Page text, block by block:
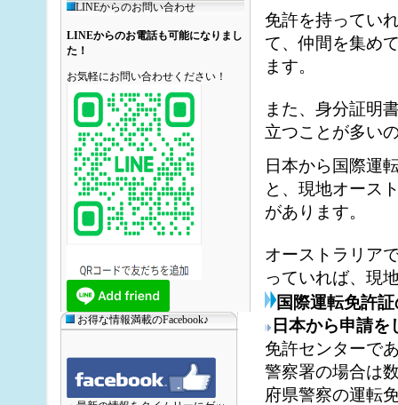
LINEからのお問い合わせ
LINEからのお電話も可能になりまし
た！
お気軽にお問い合わせください！
お得な情報満載のFacebook♪
免許を持ってい
て、仲間を集め
ます。
また、身分証明
立つことが多い
日本から国際運
と、現地オース
があります。
オーストラリア
っていれば、現
国際運転免許
日本から申請を
免許センターで
警察署の場合は
府県警察の運転